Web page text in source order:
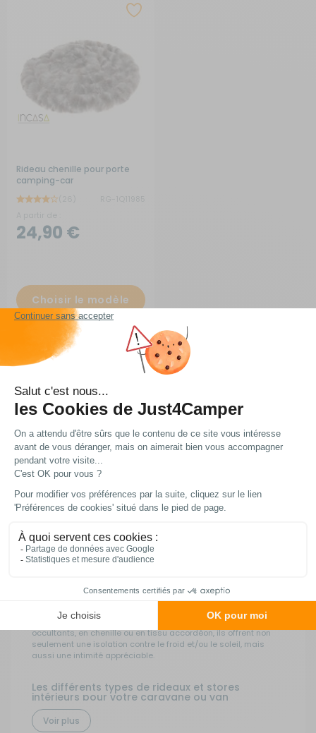
Rideau chenille pour porte
camping-car
24,90 €
Choisir le modèle
En stock
Livraison express
à domicile ou en point
relais
Frais de port
Les meilleurs prix
Pour profiter pleinement de vos escapades en camping-car,
van ou caravane, l'aménagement intérieur est essentiel. Ainsi,
le choix des rideaux peut faire toute la différence. Qu'ils soient
occultants, en chenille ou en tissu accordéon, ils offrent non
seulement une isolation contre le froid et/ou le soleil, mais
aussi une intimité appréciable.
Les différents types de rideaux et stores
intérieurs pour votre caravane ou van
Il existe plusieurs types de rideaux pour camping-car :
Voir plus